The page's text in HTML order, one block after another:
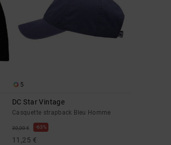
5
DC Star Vintage
Casquette strapback Bleu Homme
30,00 € 63%
11,25 €